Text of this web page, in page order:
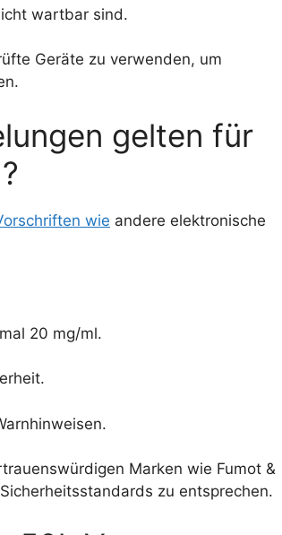
wartbar sind.
Geräte zu verwenden, um
gelten für
wie andere elektronische
20 mg/ml.
Marken wie Fumot &
zu entsprechen.